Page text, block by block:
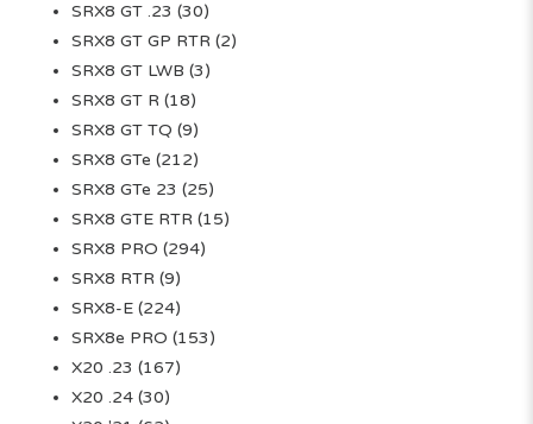
SRX8 GT .23 (30)
SRX8 GT GP RTR (2)
SRX8 GT LWB (3)
SRX8 GT R (18)
SRX8 GT TQ (9)
SRX8 GTe (212)
SRX8 GTe 23 (25)
SRX8 GTE RTR (15)
SRX8 PRO (294)
SRX8 RTR (9)
SRX8-E (224)
SRX8e PRO (153)
X20 .23 (167)
X20 .24 (30)